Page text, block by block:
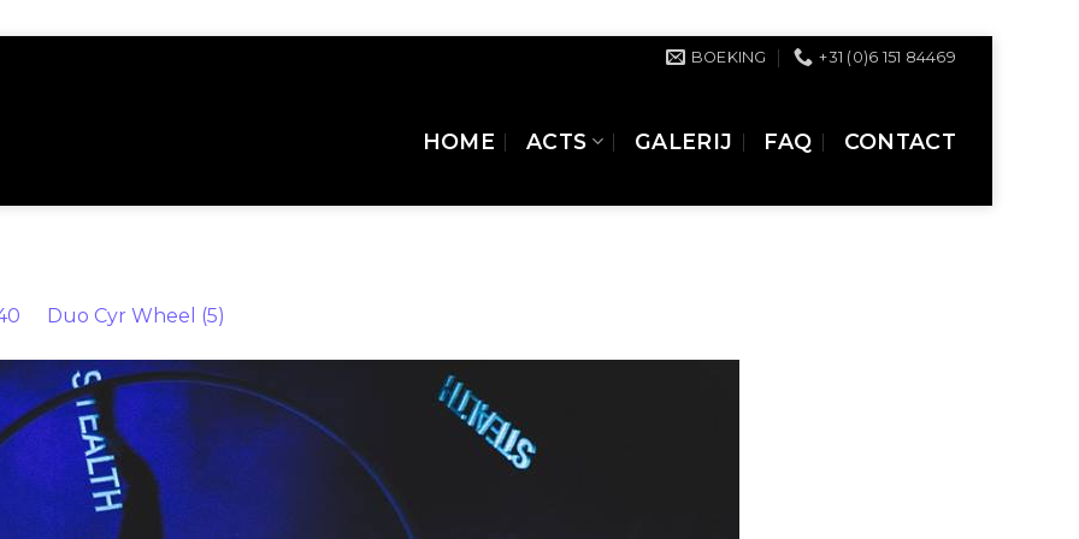
BOEKING +31 (0)6 151 84469
HOME ACTS GALERIJ FAQ CONTACT
Duo Cyr Wheel (5)